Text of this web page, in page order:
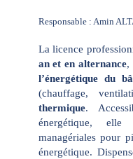
Responsable : Amin
La licence
an et en alternance,
l’énergétique du
(chauffage,
thermique.
énergétique,
managériales pour
énergétique.